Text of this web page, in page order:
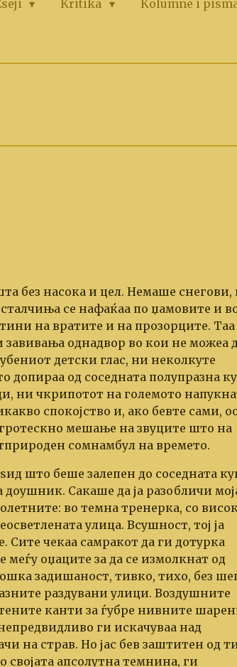
Kritika Kolumne i
без насока и цел. Немаше снегови,
се нафаќаа по џамовите и
на вратите и на прозорците. Таа
однадвор во кои не можеа
детски глас, ни неколкуте
допираа од соседната полупразна
ни чкрипотот на големото
спокојство и, ако бевте сами,
мешање на звуците што на
сомнамбул на времето.
што беше залепен до соседната
Сакаше да ја разобличи
во темна тренерка, со
улица. Всушност, тој ја
Сите чекаа самракот да ги дотурка
меѓу оџаците за да се измолкнат од
задишаност, тивко, тихо, без
раздувани улици. Воздушните
канти за ѓубре нивните
ги искачуваа над
на страв. Но јас бев заштитен од
апсолутна темнина, ги